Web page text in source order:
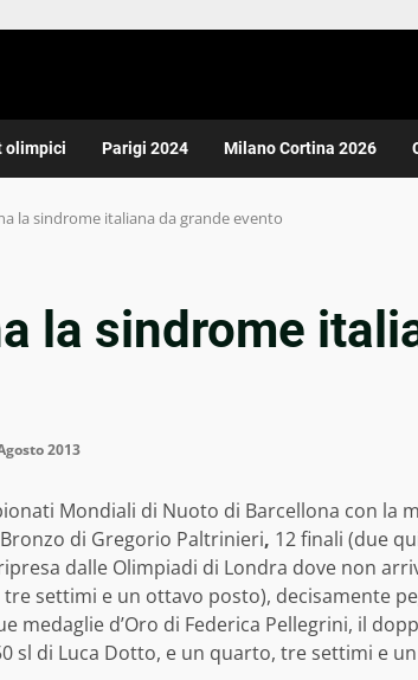
olimpici Parigi 2024 Milano Cortina 2026
la sindrome italiana da grande evento
la sindrome
2013
Mondiali di Nuoto di Barcellona con la
di Gregorio Paltrinieri, 12 finali (due
dalle Olimpiadi di Londra dove non
settimi e un ottavo posto), decisamente
medaglie d’Oro di Federica Pellegrini, il
sl di Luca Dotto, e un quarto, tre settimi e